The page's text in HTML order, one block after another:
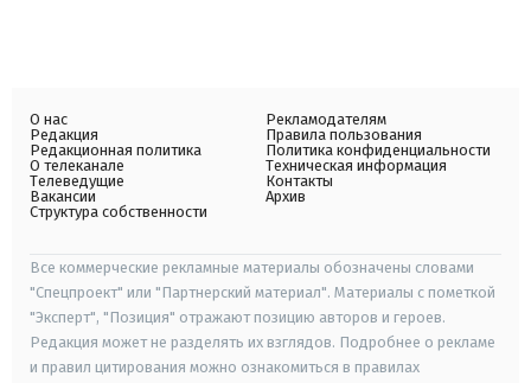
О нас
Редакция
Редакционная политика
О телеканале
Телеведущие
Вакансии
Структура собственности
Рекламодателям
Правила пользования
Политика конфиденциальности
Техническая информация
Контакты
Архив
Все коммерческие рекламные материалы обозначены словами
"Спецпроект" или "Партнерский материал". Материалы с пометкой
"Эксперт", "Позиция" отражают позицию авторов и героев.
Редакция может не разделять их взглядов. Подробнее о рекламе
и правил цитирования можно ознакомиться в правилах